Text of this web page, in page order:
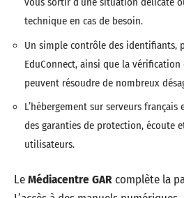
technique en cas de besoin.
Un simple contrôle des identifiants,
EduConnect, ainsi que la
peuvent résoudre de nombreux
L’hébergement sur serveurs
des garanties de protection, écoute
utilisateurs.
LeMédiacentre GARcomplète la